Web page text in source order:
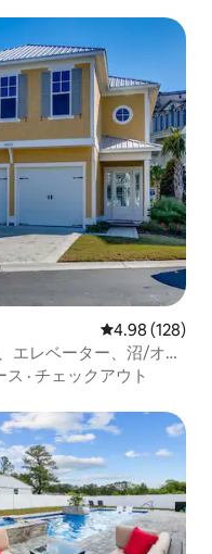
レビュー128
4.98 (128)
エレベーター、沼/オー
ス · チェックアウト